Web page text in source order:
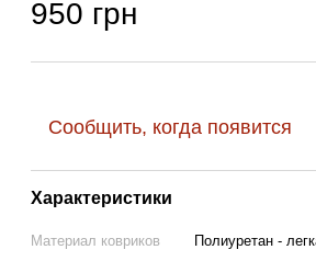
950 грн
Сообщить, когда появится
Характеристики
Материал ковриков
Полиуретан -